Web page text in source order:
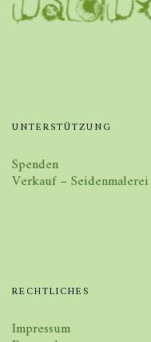
UNTERSTÜTZUNG
Spenden
Verkauf – Seidenmalerei
RECHTLICHES
Impressum